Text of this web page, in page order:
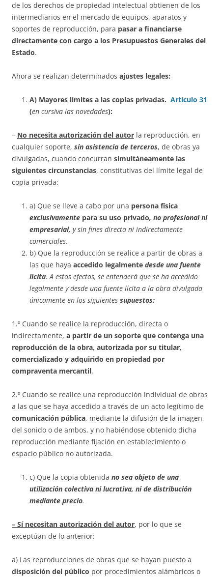
de los derechos de propiedad intelectual obtienen de los
intermediarios en el mercado de equipos, aparatos y
soportes de reproducción, para pasar a financiarse
directamente con cargo a los Presupuestos Generales del
Estado.
Ahora se realizan determinados ajustes legales:
A) Mayores límites a las copias privadas. Artículo 31
(en cursiva las novedades):
– No necesita autorización del autor la reproducción, en
cualquier soporte, sin asistencia de terceros, de obras ya
divulgadas, cuando concurran simultáneamente las
siguientes circunstancias, constitutivas del límite legal de
copia privada:
a) Que se lleve a cabo por una persona física
exclusivamente para su uso privado, no profesional ni
empresarial, y sin fines directa ni indirectamente
comerciales.
b) Que la reproducción se realice a partir de obras a
las que haya accedido legalmente desde una fuente
lícita.A estos efectos, se entenderá que se ha accedido
legalmente y desde una fuente lícita a la obra divulgada
únicamente en los siguientes supuestos:
1.º Cuando se realice la reproducción, directa o
indirectamente, a partir de un soporte que contenga una
reproducción de la obra, autorizada por su titular,
comercializado y adquirido en propiedad por
compraventa mercantil.
2.º Cuando se realice una reproducción individual de obras
a las que se haya accedido a través de un acto legítimo de
comunicación pública, mediante la difusión de la imagen,
del sonido o de ambos, y no habiéndose obtenido dicha
reproducción mediante fijación en establecimiento o
espacio público no autorizada.
c) Que la copia obtenida no sea objeto de una
utilización colectiva ni lucrativa, ni de distribución
mediante precio.
– Sí necesitan autorización del autor, por lo que se
exceptúan de lo anterior:
a) Las reproducciones de obras que se hayan puesto a
disposición del público por procedimientos alámbricos o